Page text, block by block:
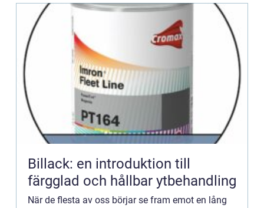
Billack: en introduktion till
färgglad och hållbar ytbehandling
När de flesta av oss börjar se fram emot en lång